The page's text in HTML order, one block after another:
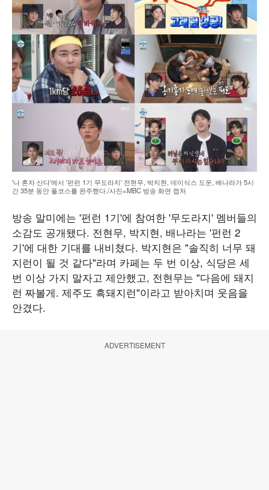
'나 혼자 산다'에서 '펀런 1기 무도라지' 전현무, 박지현, 데이식스 도운, 배나라가 5시
간 35분 동안 풀코스를 완주했다./사진=MBC 방송 화면 캡처
방송 말미에는 '펀런 1기'에 참여한 '무도라지' 멤버들의
소감도 공개됐다. 전현무, 박지현, 배나라는 '펀런 2
기'에 대한 기대를 내비쳤다. 박지현은 "솔직히 너무 돼
지런이 될 것 같다"라며 카페는 두 번 이상, 식당은 세
번 이상 가지 말자고 제안했고, 전현무는 "다음에 돼지
런 짜볼게. 제주도 흑돼지런"이라고 받아치며 웃음을
안겼다.
ADVERTISEMENT